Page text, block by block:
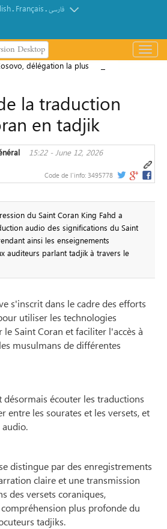
. Français.فارسی
Desktop
باز
و
délégation la plus
du Coran de Skopje
la traduction
en tadjik
15:22 - June 12, 2026
Code de l'info: 3495778
du Saint Coran King Fahd a
audio des significations du Saint
ainsi les enseignements
auditeurs parlant tadjik à travers le
s'inscrit dans le cadre des efforts
utiliser les technologies
Saint Coran et faciliter l'accès à
musulmans de différentes
désormais écouter les traductions
entre les sourates et les versets, et
distingue par des enregistrements
claire et une transmission
des versets coraniques,
plus profonde du
tadjiks.